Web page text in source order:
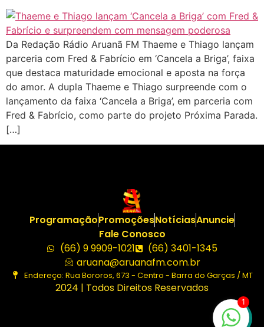
Da Redação Rádio Aruanã FM Thaeme e Thiago lançam
parceria com Fred & Fabrício em ‘Cancela a Briga’, faixa
que destaca maturidade emocional e aposta na força
do amor. A dupla Thaeme e Thiago surpreende com o
lançamento da faixa ‘Cancela a Briga’, em parceria com
Fred & Fabrício, como parte do projeto Próxima Parada.
[…]
ProgramaçãoPromoçõesNotíciasAnuncie
Fale Conosco
(66) 9 9909-1021
(66) 3401-1345
aruana@aruanafm.com.br
Endereço: Rua Bororos, 673 - Centro - Barra do Garças / MT
2024 | Todos Direitos Reservados
1